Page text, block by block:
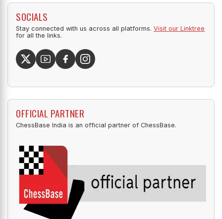
SOCIALS
Stay connected with us across all platforms. Visit our Linktree
for all the links.
OFFICIAL PARTNER
ChessBase India is an official partner of ChessBase.